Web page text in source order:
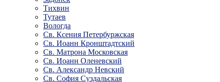
Тихвин
Тутаев
Вологда
Св. Ксения Петербуржская
Св. Иоанн Кронштадтский
Св. Матрона Московская
Св. Иоанн Оленевский
Св. Александр Невский
Св. София Суздальская